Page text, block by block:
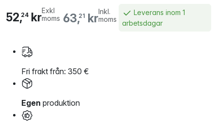
63,21 krInkl.
moms
52,24 krExkl
moms
Leverans inom 1
arbetsdagar
Fri frakt från: 350 €
Egen produktion